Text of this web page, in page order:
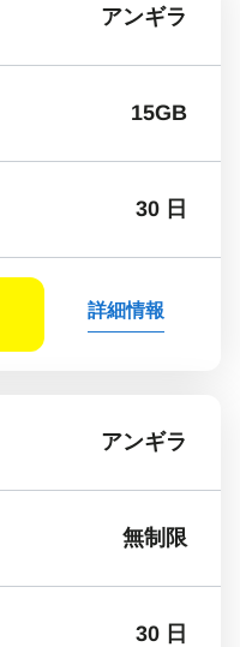
アンギラ
15GB
30 日
詳細情報
アンギラ
無制限
30 日